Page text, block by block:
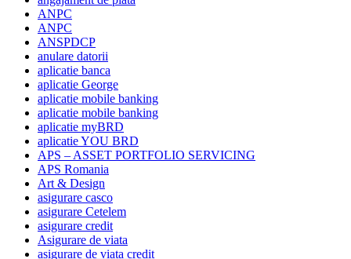
ANPC
ANPC
ANSPDCP
anulare datorii
aplicatie banca
aplicatie George
aplicatie mobile banking
aplicatie mobile banking
aplicatie myBRD
aplicatie YOU BRD
APS – ASSET PORTFOLIO SERVICING
APS Romania
Art & Design
asigurare casco
asigurare Cetelem
asigurare credit
Asigurare de viata
asigurare de viata credit